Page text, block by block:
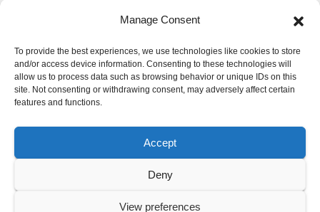
Manage Consent
To provide the best experiences, we use technologies like cookies to store
and/or access device information. Consenting to these technologies will
allow us to process data such as browsing behavior or unique IDs on this
site. Not consenting or withdrawing consent, may adversely affect certain
features and functions.
Accept
Deny
View preferences
Mangal Media News
हर खबर पर नजर